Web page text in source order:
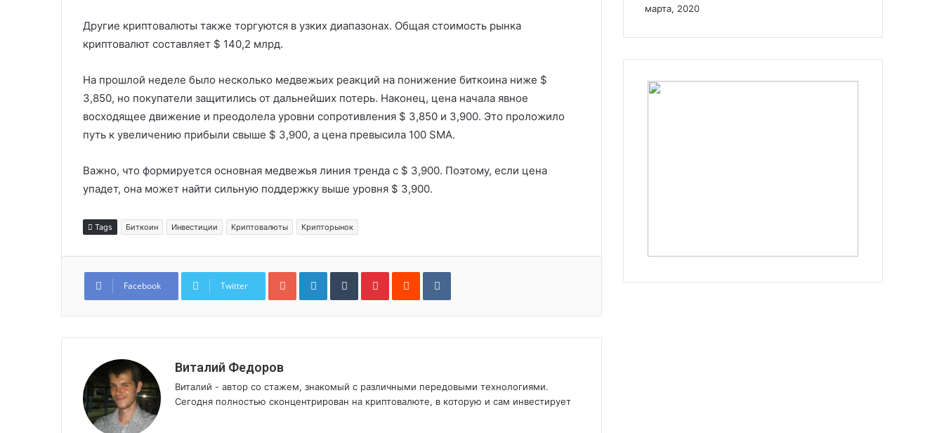
Другие криптовалюты также торгуются в узких диапазонах. Общая стоимость рынка
криптовалют составляет $ 140,2 млрд.
На прошлой неделе было несколько медвежьих реакций на понижение биткоина ниже $
3,850, но покупатели защитились от дальнейших потерь. Наконец, цена начала явное
восходящее движение и преодолела уровни сопротивления $ 3,850 и 3,900. Это проложило
путь к увеличению прибыли свыше $ 3,900, а цена превысила 100 SMA.
Важно, что формируется основная медвежья линия тренда с $ 3,900. Поэтому, если цена
упадет, она может найти сильную поддержку выше уровня $ 3,900.
Tags Биткоин Инвестиции Криптовалюты Крипторынок
Facebook Twitter
Google+LinkedInTumblrPinterestReddit VKontakte
Виталий Федоров
Виталий - автор со стажем, знакомый с различными передовыми технологиями.
Сегодня полностью сконцентрирован на криптовалюте, в которую и сам инвестирует
марта, 2020